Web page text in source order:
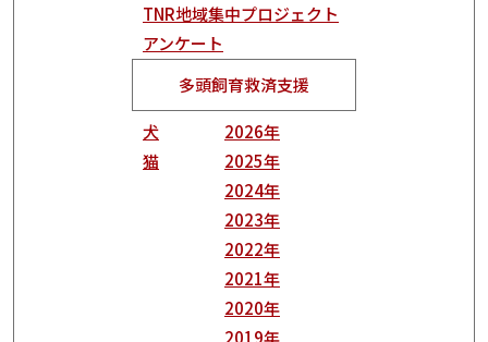
TNR地域集中プロジェクト
アンケート
多頭飼育救済支援
犬
猫
2026年
2025年
2024年
2023年
2022年
2021年
2020年
2019年